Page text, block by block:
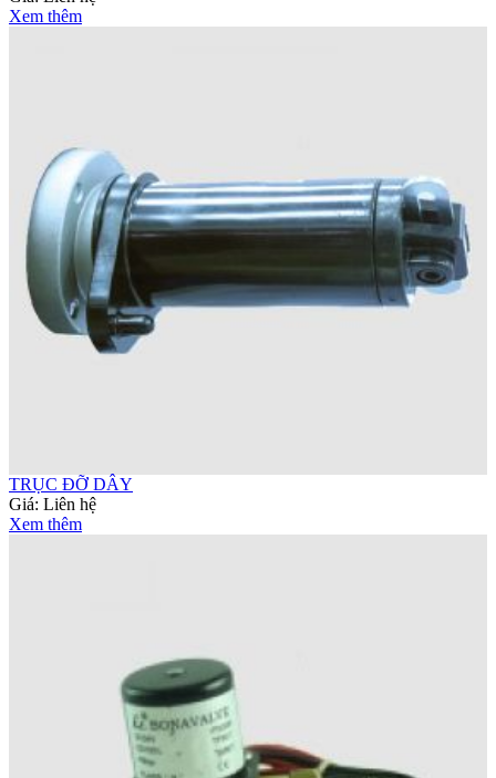
Xem thêm
TRỤC ĐỠ DÂY
Giá: Liên hệ
Xem thêm